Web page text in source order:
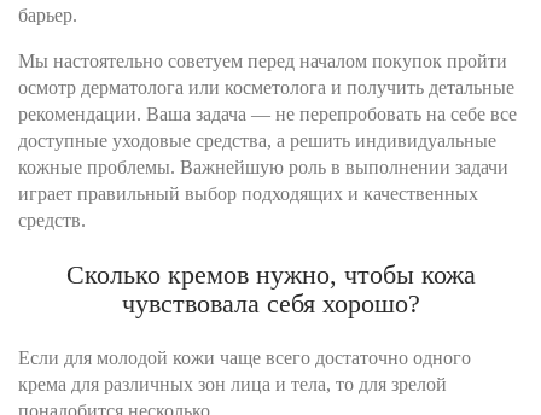
барьер.
Мы настоятельно советуем перед началом покупок пройти
осмотр дерматолога или косметолога и получить детальные
рекомендации. Ваша задача — не перепробовать на себе все
доступные уходовые средства, а решить индивидуальные
кожные проблемы. Важнейшую роль в выполнении задачи
играет правильный выбор подходящих и качественных
средств.
Сколько кремов нужно, чтобы кожа
чувствовала себя хорошо?
Если для молодой кожи чаще всего достаточно одного
крема для различных зон лица и тела, то для зрелой
понадобится несколько.